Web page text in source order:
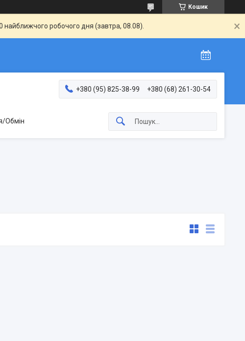
Кошик
найближчого робочого дня (завтра, 08.08).
+380 (95) 825-38-99 +380 (68) 261-30-54
Обмін